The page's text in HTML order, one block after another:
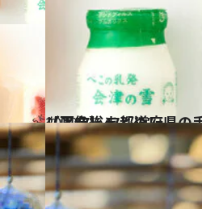
2022.7.6
【画像】47都道府県の手土産 つめたい夏のおやつ大集合！ “東日本エリアを総まとめ”
グルメ